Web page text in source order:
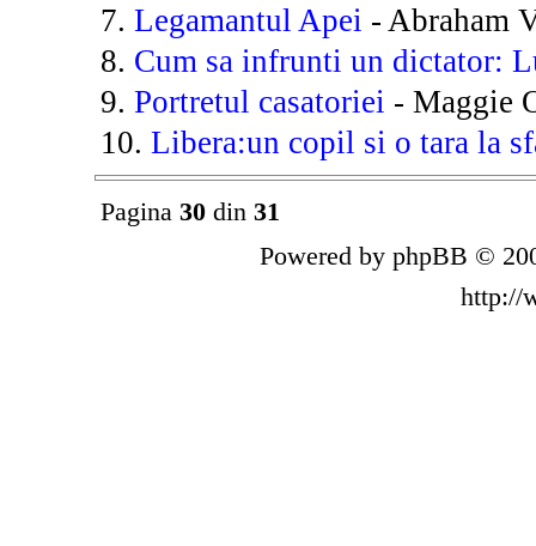
7. Legamantul Apei - Abraham
8. Cum sa infrunti un dictator:
9. Portretul casatoriei - Maggie
10. Libera:un copil si o tara la
Pagina 30din 31
Powered by phpBB ©
http://